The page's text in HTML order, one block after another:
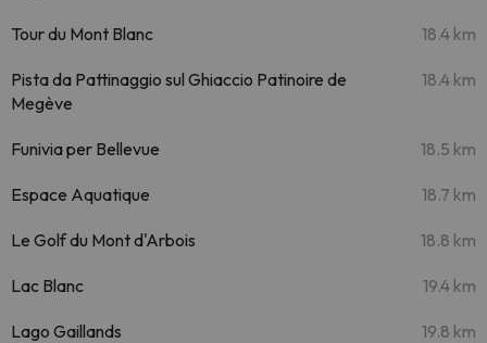
Tour du Mont Blanc 18.4 km
Pista da Pattinaggio sul Ghiaccio Patinoire de
Megève
18.4 km
Funivia per Bellevue 18.5 km
Espace Aquatique 18.7 km
Le Golf du Mont d'Arbois 18.8 km
Lac Blanc 19.4 km
Lago Gaillands 19.8 km